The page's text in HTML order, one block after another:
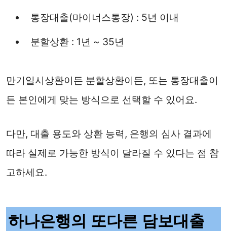
통장대출(마이너스통장) : 5년 이내
분할상환 : 1년 ~ 35년
만기일시상환이든 분할상환이든, 또는 통장대출이
든 본인에게 맞는 방식으로 선택할 수 있어요.
다만, 대출 용도와 상환 능력, 은행의 심사 결과에
따라 실제로 가능한 방식이 달라질 수 있다는 점 참
고하세요.
하나은행의 또다른 담보대출